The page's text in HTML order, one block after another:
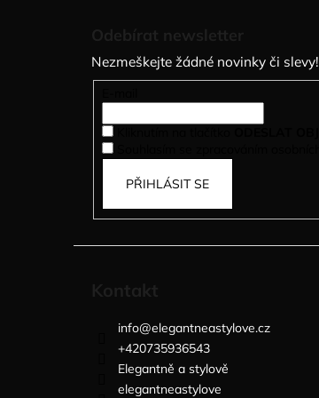
Nezmeškejte žádné novinky či slevy!
PŘIHLÁSIT SE
info@elegantneastylove.cz
+420735936543
Elegantně a stylově
elegantneastylove